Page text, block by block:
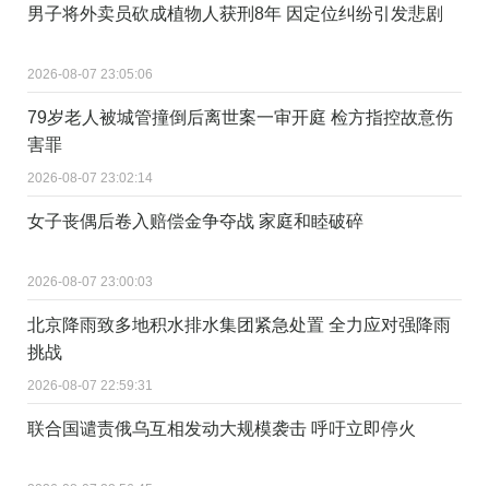
男子将外卖员砍成植物人获刑8年 因定位纠纷引发悲剧
2026-08-07 23:05:06
79岁老人被城管撞倒后离世案一审开庭 检方指控故意伤
害罪
2026-08-07 23:02:14
女子丧偶后卷入赔偿金争夺战 家庭和睦破碎
2026-08-07 23:00:03
北京降雨致多地积水排水集团紧急处置 全力应对强降雨
挑战
2026-08-07 22:59:31
联合国谴责俄乌互相发动大规模袭击 呼吁立即停火